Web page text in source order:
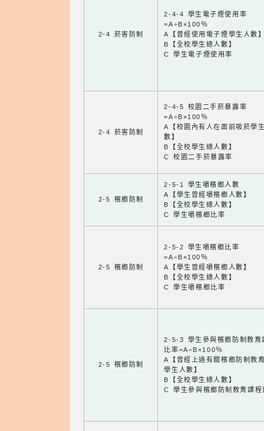
2-4 菸害防制
2-4-4 學生電子煙使用率
=A÷B×100％
A【曾經使用電子煙學生人數
B【全校學生總人數】
C 學生電子煙使用率
2-4 菸害防制
2-4-5 校園二手菸暴露率
=A÷B×100％
A【校園內有人在面前吸菸學
數】
B【全校學生總人數】
C 校園二手菸暴露率
2-5 檳榔防制
2-5-1 學生嚼檳榔人數
A【學生曾經嚼檳榔人數】
B【全校學生總人數】
C 學生嚼檳榔比率
2-5 檳榔防制
2-5-2 學生嚼檳榔比率
=A÷B×100％
A【學生曾經嚼檳榔人數】
B【全校學生總人數】
C 學生嚼檳榔比率
2-5 檳榔防制
2-5-3 學生參與檳榔防制教育
比率=A÷B×100％
A【曾經上過有關檳榔防制教
學生人數】
B【全校學生總人數】
C 學生參與檳榔防制教育課程